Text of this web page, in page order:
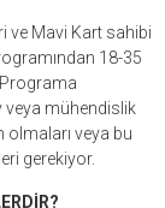
ve Mavi Kart sahibi
18-35
veya mühendislik
olmaları veya bu
gerekiyor.